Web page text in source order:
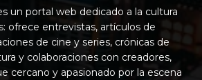
un portal web dedicado a la cultura
ofrece entrevistas, artículos de
de cine y series, crónicas de
y colaboraciones con creadores,
cercano y apasionado por la escena